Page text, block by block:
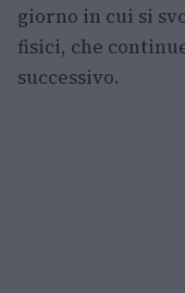
giorno in cui si
fisici, che
successivo.